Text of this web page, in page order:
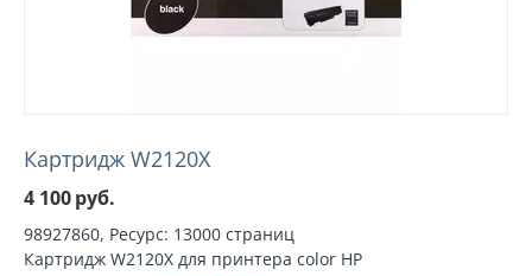
Картридж W2120X
4 100руб.
98927860, Ресурс: 13000 страниц
Картридж W2120X для принтера color HP